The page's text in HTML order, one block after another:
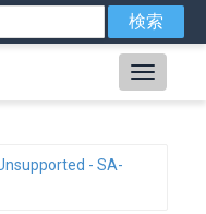
Main
- SA-